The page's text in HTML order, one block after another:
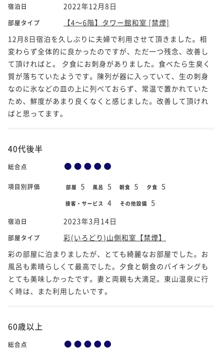
宿泊日 2022年12月8日
部屋タイプ
【4～6階】タワー館和室 [禁煙]
12月8日宿泊を久しぶりに夫婦で利用させて頂きました。相
変わらず全体的に良かったのですが、ただ一つ残念、改善し
て頂ければと。 夕食にお刺身がありました。食べたら生臭く
質が落ちていたようです。陳列が器に入っていて、生の刺身
なのに氷などの皿の上に列べておらず、常温で置かれていた
ため、鮮度があまり良くなくと感じました。改善して頂けれ
ばと思ってます。
40代後半
総合点
項目別評価 部屋 5 風呂 5 朝食 5 夕食 5
接客・サービス 4 その他設備 5
宿泊日 2023年3月14日
部屋タイプ
彩(いろどり)山側和室【禁煙】
彩の部屋に泊まりましたが、とても綺麗なお部屋でした。お
風呂も素晴らしくて最高でした。夕食と朝食のバイキングも
とても美味しかったです。妻と両親も大満足。東山温泉に行
く時は、また利用したいです。
60歳以上
総合点